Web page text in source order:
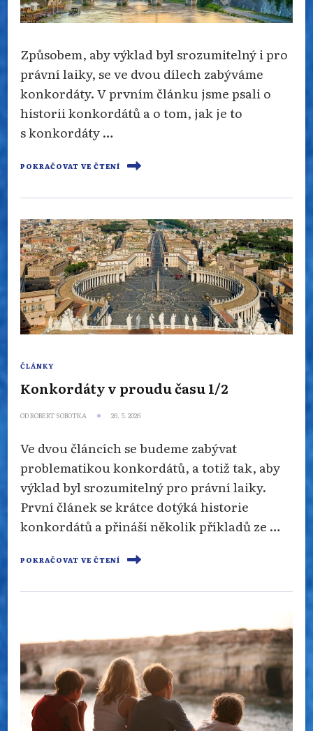
Způsobem, aby výklad byl srozumitelný i pro
právní laiky, se ve dvou dílech zabýváme
konkordáty. V prvním článku jsme psali o
historii konkordátů a o tom, jak je to
s konkordáty …
POKRAČOVAT VE ČTENÍ
ČLÁNKY
Konkordáty v proudu času 1/2
ODROBERT SOBOTKA 26. 5. 2026
Ve dvou článcích se budeme zabývat
problematikou konkordátů, a totiž tak, aby
výklad byl srozumitelný pro právní laiky.
První článek se krátce dotýká historie
konkordátů a přináší několik příkladů ze …
POKRAČOVAT VE ČTENÍ